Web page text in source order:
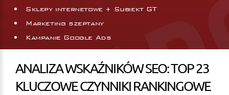
Sklepy internetowe + Subiekt GT
Marketing szeptany
Kampanie Google Ads
ANALIZA WSKAŹNIKÓW SEO: TOP 23
KLUCZOWE CZYNNIKI RANKINGOWE